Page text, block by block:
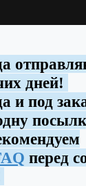
дней!
и под
перед